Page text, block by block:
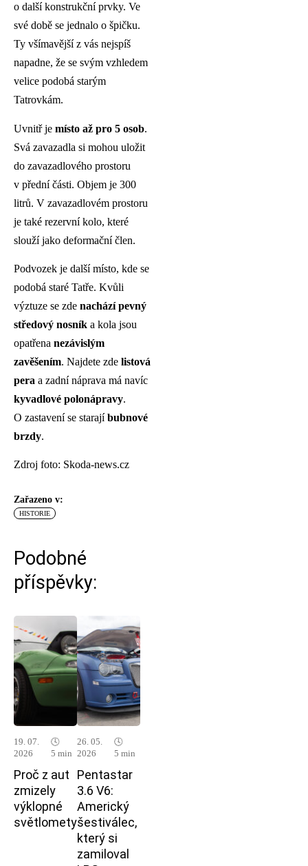
o další konstrukční prvky. Ve
své době se jednalo o špičku.
Ty všímavější z vás nejspíš
napadne, že se svým vzhledem
velice podobá starým
Tatrovkám.
Uvnitř je místo až pro 5 osob.
Svá zavazadla si mohou uložit
do zavazadlového prostoru
v přední části. Objem je 300
litrů. V zavazadlovém prostoru
je také rezervní kolo, které
slouží jako deformační člen.
Podvozek je další místo, kde se
podobá staré Tatře. Kvůli
výztuze se zde nachází pevný
středový nosník a kola jsou
opatřena nezávislým
zavěšením. Najdete zde listová
pera a zadní náprava má navíc
kyvadlové polonápravy.
O zastavení se starajíbubnové
brzdy.
Zdroj foto: Skoda-news.cz
Zařazeno v:
HISTORIE
Podobné
příspěvky:
19. 07.
2026
🕓
5 min
Proč z aut
zmizely
výklopné
světlomety
26. 05.
2026
🕓
5 min
Pentastar
3.6 V6:
Americký
šestiválec,
který si
zamiloval